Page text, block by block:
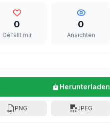
0
Gefällt mir
0
Ansichten
Herunterladen
PNG JPEG